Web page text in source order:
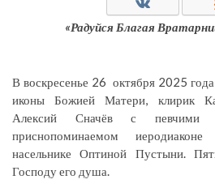
«Радуйся Благая
В воскресенье 26 октября 2025
иконы Божией Матери, клирик
Алексий Сначёв с певчими
приснопоминаемом
насельнике Оптиной Пустыни.
Господу его душа.